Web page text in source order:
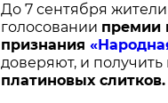
До 7 сентября
голосовании премии
признания
доверяют, и получить
платиновых слитков.